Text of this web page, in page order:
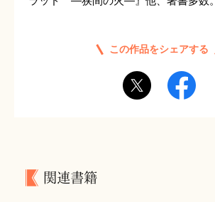
この作品をシェアする
関連書籍